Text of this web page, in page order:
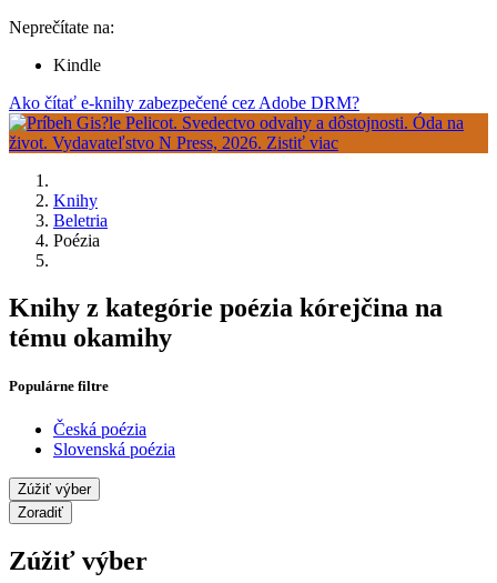
Neprečítate na:
Kindle
Ako čítať e-knihy zabezpečené cez Adobe DRM?
Knihy
Beletria
Poézia
Knihy z kategórie poézia kórejčina na
tému okamihy
Populárne filtre
Česká poézia
Slovenská poézia
Zúžiť výber
Zoradiť
Zúžiť výber